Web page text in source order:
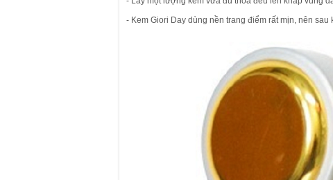
- Kem Giori Day dùng nền trang điểm rất mịn, nên